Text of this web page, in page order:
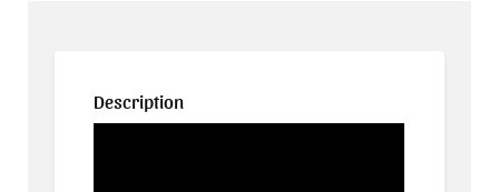
Description